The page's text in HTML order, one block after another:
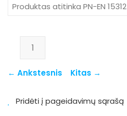
Produktas atitinka PN-EN 15312
produkto kiekis: 6411
← Ankstesnis Kitas →
Pridėti į pageidavimų sąrašą